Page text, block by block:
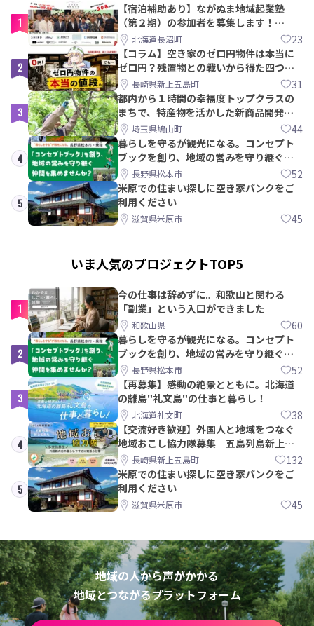
1
【宿泊補助あり】ながぬま地域起業塾
（第２期）の参加者を募集します！
【8/21〆】
北海道長沼町 23
2
【コラム】空き家のゼロ円物件は本当に
ゼロ円？残置物との戦いから得た四つの
教訓｜新上五島町
長崎県新上五島町 31
3
都内から１時間の幸福度トップクラスの
まちで、特産物を活かした新商品開発＆
PRメンバー募集！
埼玉県鳩山町 44
4
暮らしを守るが観光になる。コンセプト
ブックを創り、地域の営みを守り継ぐ仲
間を集めませんか？
長野県松本市 52
5
米原での住まい探しに空き家バンクをご
利用ください
滋賀県米原市 45
いま人気のプロジェクトTOP5
1
今の仕事は辞めずに。和歌山と関わる
「副業」という入口ができました
和歌山県 60
2
暮らしを守るが観光になる。コンセプト
ブックを創り、地域の営みを守り継ぐ仲
間を集めませんか？
長野県松本市 52
3
【再募集】感動の絶景とともに。北海道
の離島"礼文島"の仕事と暮らし！
北海道礼文町 38
4
【交流好き歓迎】外国人と地域をつなぐ
地域おこし協力隊募集｜五島列島新上五
島町長崎県新上五島町 132
5
米原での住まい探しに空き家バンクをご
利用ください
滋賀県米原市 45
地域の人から声がかかる
地域とつながるプラットフォーム